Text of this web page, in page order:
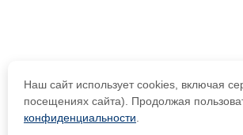
Наш сайт использует cookies, включая
посещениях сайта). Продолжая
конфиденциальности